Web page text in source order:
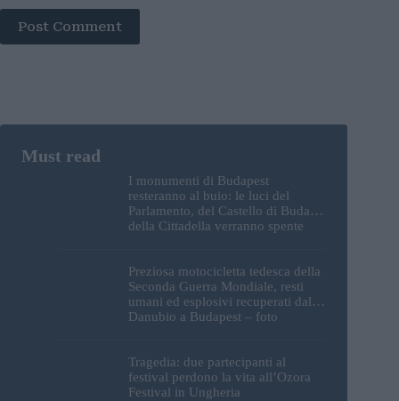
Post Comment
I monumenti di Budapest
resteranno al buio: le luci del
Parlamento, del Castello di Buda e
della Cittadella verranno spente
Preziosa motocicletta tedesca della
Seconda Guerra Mondiale, resti
umani ed esplosivi recuperati dal
Danubio a Budapest – foto
Tragedia: due partecipanti al
festival perdono la vita all’Ozora
Festival in Ungheria